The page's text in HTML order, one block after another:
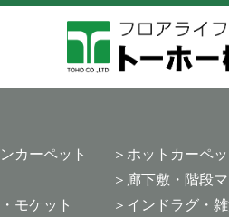
カーペット
モケット
ホットカーペ
廊下敷・階段マ
インドラグ・